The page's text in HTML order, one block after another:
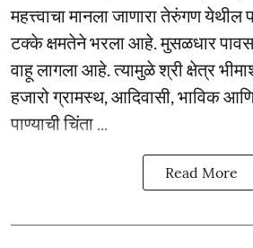
महत्त्वाचा मानला जाणारा तेरुंगण
टक्के क्षमतेने भरला आहे. मुसळधार
वाहू लागला आहे. त्यामुळे श्री क्षेत्र
हजारो ग्रामस्थ, आदिवासी, भाविक आणि
पाण्याची चिंता ...
Read More